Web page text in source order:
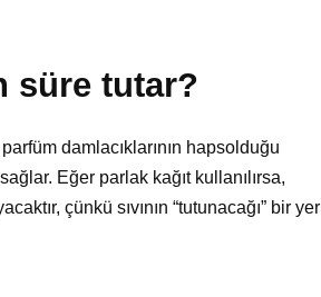
süre tutar?
parfüm damlacıklarının hapsolduğu
Eğer parlak kağıt kullanılırsa,
çünkü sıvının “tutunacağı” bir yer